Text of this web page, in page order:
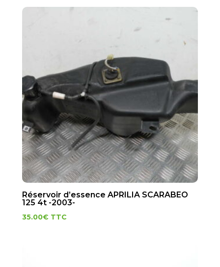
Réservoir d’essence APRILIA SCARABEO
125 4t -2003-
35.00€ TTC